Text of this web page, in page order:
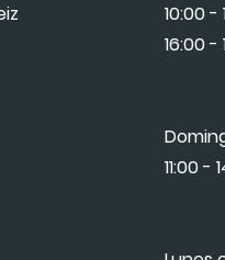
10:00 -
16:00 -
11:00 -